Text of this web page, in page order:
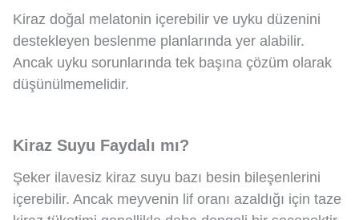
Kiraz doğal melatonin içerebilir ve uyku düzenini
destekleyen beslenme planlarında yer alabilir.
Ancak uyku sorunlarında tek başına çözüm olarak
düşünülmemelidir.
Kiraz Suyu Faydalı mı?
Şeker ilavesiz kiraz suyu bazı besin bileşenlerini
içerebilir. Ancak meyvenin lif oranı azaldığı için taze